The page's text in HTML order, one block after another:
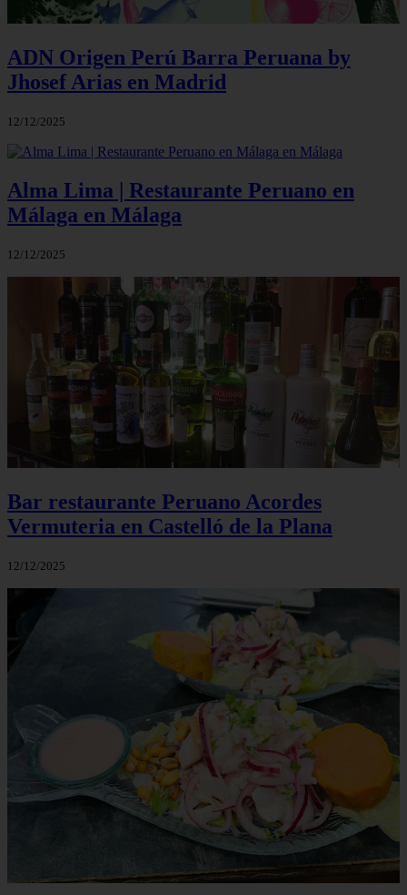
ADN Origen Perú Barra Peruana by
Jhosef Arias en Madrid
12/12/2025
Alma Lima | Restaurante Peruano en
Málaga en Málaga
12/12/2025
Bar restaurante Peruano Acordes
Vermuteria en Castelló de la Plana
12/12/2025